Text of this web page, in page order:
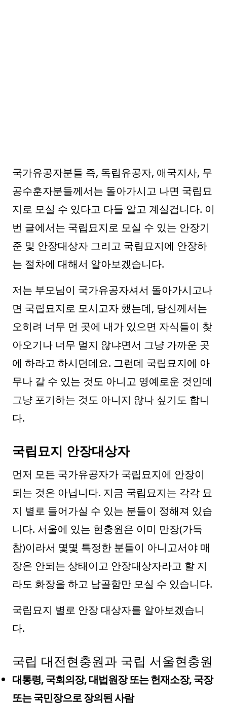
국가유공자분들 즉, 독립유공자, 애국지사, 무
공수훈자분들께서는 돌아가시고 나면 국립묘
지로 모실 수 있다고 다들 알고 계실겁니다. 이
번 글에서는 국립묘지로 모실 수 있는 안장기
준 및 안장대상자 그리고 국립묘지에 안장하
는 절차에 대해서 알아보겠습니다.
저는 부모님이 국가유공자셔서 돌아가시고나
면 국립묘지로 모시고자 했는데, 당신께서는
오히려 너무 먼 곳에 내가 있으면 자식들이 찾
아오기나 너무 멀지 않냐면서 그냥 가까운 곳
에 하라고 하시던데요. 그런데 국립묘지에 아
무나 갈 수 있는 것도 아니고 영예로운 것인데
그냥 포기하는 것도 아니지 않나 싶기도 합니
다.
국립묘지 안장대상자
먼저 모든 국가유공자가 국립묘지에 안장이
되는 것은 아닙니다. 지금 국립묘지는 각각 묘
지 별로 들어가실 수 있는 분들이 정해져 있습
니다. 서울에 있는 현충원은 이미 만장(가득
참)이라서 몇몇 특정한 분들이 아니고서야 매
장은 안되는 상태이고 안장대상자라고 할 지
라도 화장을 하고 납골함만 모실 수 있습니다.
국립묘지 별로 안장 대상자를 알아보겠습니
다.
국립 대전현충원과 국립 서울현충원
대통령, 국회의장, 대법원장 또는 헌재소장, 국장
또는 국민장으로 장의된 사람